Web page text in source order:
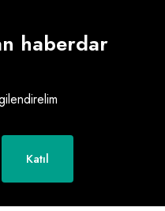
haberdar
Katıl